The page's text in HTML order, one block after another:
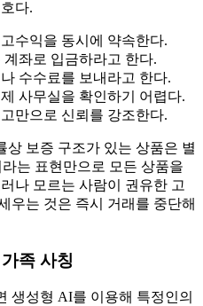
다.
수익을 동시에 약속한다.
좌로 입금하라고 한다.
수수료를 보내라고 한다.
사무실을 확인하기 어렵다.
만으로 신뢰를 강조한다.
상 보증 구조가 있는 상품은 별
는 표현만으로 모든 상품을
나 모르는 사람이 권유한 고
우는 것은 즉시 거래를 중단해
족 사칭
생성형 AI를 이용해 특정인의